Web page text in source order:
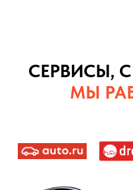
СЕРВИСЫ,
МЫ